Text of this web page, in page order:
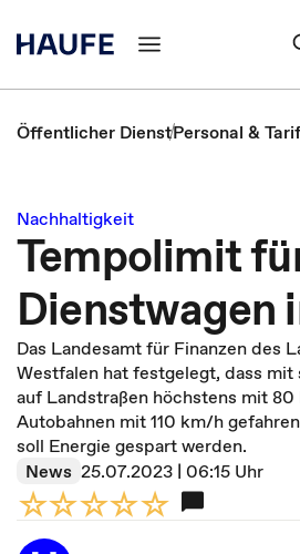
Öffentlicher DienstPersonal &
Nachhaltigkeit
Tempolimit
Dienstwagen
Das Landesamt für Finanzen des
Westfalen hat festgelegt, dass mit
auf Landstraßen höchstens mit
Autobahnen mit 110 km/h
soll Energie gespart werden.
News 25.07.2023 | 06:15 Uhr